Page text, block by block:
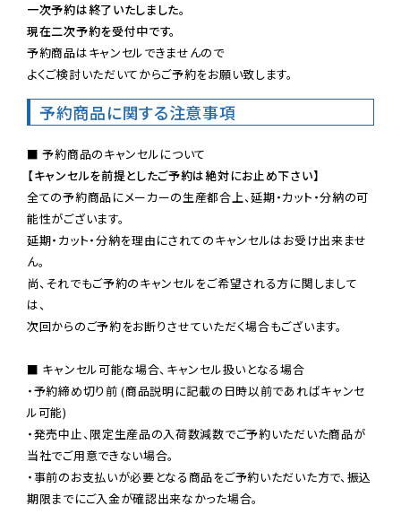
一次予約は終了いたしました。
現在二次予約を受付中です。
予約商品はキャンセルできませんので
よくご検討いただいてからご予約をお願い致します。
予約商品に関する注意事項
【キャンセルを前提としたご予約は絶対にお止め下さい】
全ての予約商品にメーカーの生産都合上、延期・カット・分納の可
能性がございます。
延期・カット・分納を理由にされてのキャンセルはお受け出来ませ
ん。
尚、それでもご予約のキャンセルをご希望される方に関しまして
は、
次回からのご予約をお断りさせていただく場合もございます。
■ キャンセル可能な場合、キャンセル扱いとなる場合
・予約締め切り前 (商品説明に記載の日時以前であればキャンセ
ル可能)
・発売中止、限定生産品の入荷数減数でご予約いただいた商品が
当社でご用意できない場合。
・事前のお支払いが必要となる商品をご予約いただいた方で、振込
期限までにご入金が確認出来なかった場合。